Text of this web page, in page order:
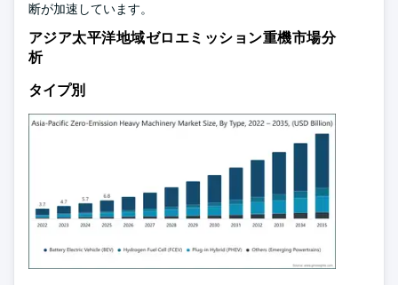
断が加速しています。
アジア太平洋地域ゼロエミッション重機市場分
析
タイプ別